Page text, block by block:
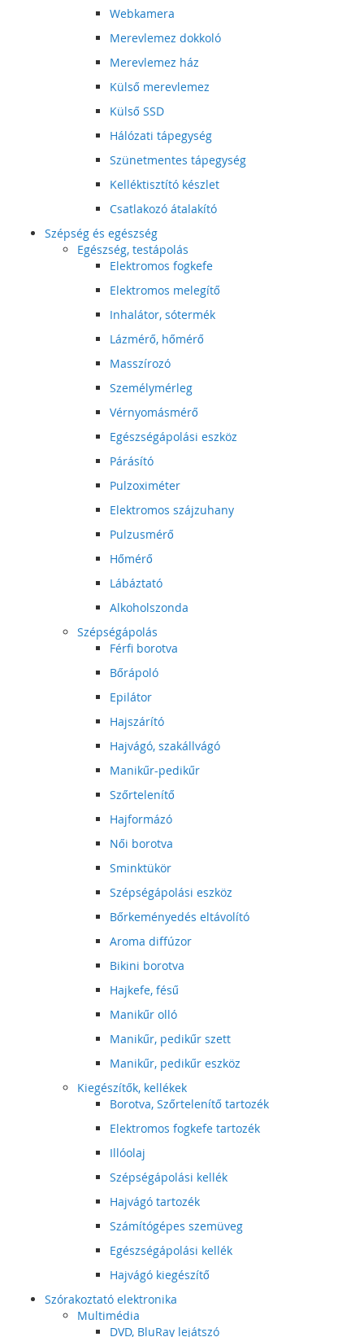
Webkamera
Merevlemez dokkoló
Merevlemez ház
Külső merevlemez
Külső SSD
Hálózati tápegység
Szünetmentes tápegység
Kelléktisztító készlet
Csatlakozó átalakító
Szépség és egészség
Egészség, testápolás
Elektromos fogkefe
Elektromos melegítő
Inhalátor, sótermék
Lázmérő, hőmérő
Masszírozó
Személymérleg
Vérnyomásmérő
Egészségápolási eszköz
Párásító
Pulzoximéter
Elektromos szájzuhany
Pulzusmérő
Hőmérő
Lábáztató
Alkoholszonda
Szépségápolás
Férfi borotva
Bőrápoló
Epilátor
Hajszárító
Hajvágó, szakállvágó
Manikűr-pedikűr
Szőrtelenítő
Hajformázó
Női borotva
Sminktükör
Szépségápolási eszköz
Bőrkeményedés eltávolító
Aroma diffúzor
Bikini borotva
Hajkefe, fésű
Manikűr olló
Manikűr, pedikűr szett
Manikűr, pedikűr eszköz
Kiegészítők, kellékek
Borotva, Szőrtelenítő tartozék
Elektromos fogkefe tartozék
Illóolaj
Szépségápolási kellék
Hajvágó tartozék
Számítógépes szemüveg
Egészségápolási kellék
Hajvágó kiegészítő
Szórakoztató elektronika
Multimédia
DVD, BluRay lejátszó